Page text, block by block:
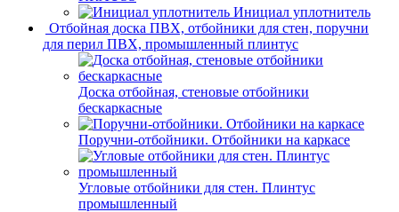
Инициал уплотнитель
Отбойная доска ПВХ, отбойники для стен, поручни
для перил ПВХ, промышленный плинтус
Доска отбойная, стеновые отбойники
бескаркасные
Поручни-отбойники. Отбойники на каркасе
Угловые отбойники для стен. Плинтус
промышленный